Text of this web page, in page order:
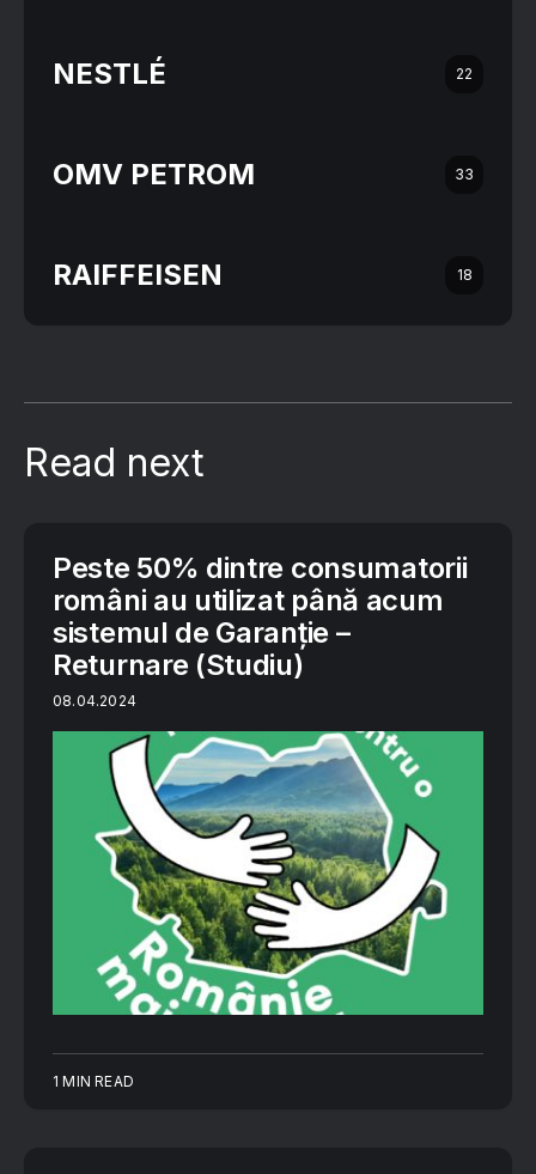
NESTLÉ 22
OMV PETROM 33
RAIFFEISEN 18
Read next
Peste 50% dintre consumatorii
români au utilizat până acum
sistemul de Garanție –
Returnare (Studiu)
08.04.2024
1 MIN READ